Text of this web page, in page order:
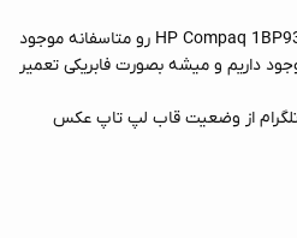
قاب لپ تاپ اچ پی مدل HP Compaq 1BP93UA رو متاسفانه موجود
داریم و میشه بصورت فابریکی تعمیر
از وضعیت قاب لپ تاپ عکس